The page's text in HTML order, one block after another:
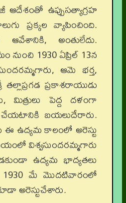
ఆదేశంతో ఉప్పుసత్యాగ్రహ
ప్రక్కల వ్యాపించింది.
ఆవేశానికి, అంతులేదు.
నుంచి 1930 ఏప్రిల్ 13న
ఆమె భర్త,
తల్లాప్రగడ ప్రకాశరాయుడు
మిత్రులు పెద్ద దళంగా
చేయటానికి బయలుదేరారు.
ఈ ఉద్యమ కాలంలో అరెస్టు
విశ్వసుందరమ్మగారు
ఉద్యమ భాద్యతలు
1930 మే మొదటివారంలో
అరెస్టుచేశారు.